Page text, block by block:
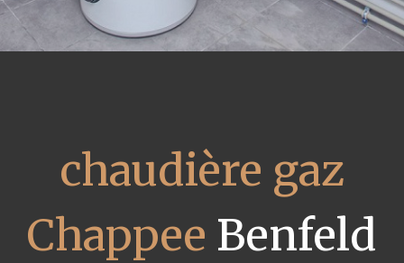
chaudière gaz
Chappee Benfeld